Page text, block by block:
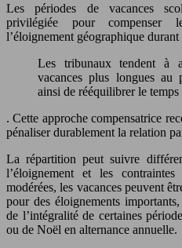
Les périodes de vacances
privilégiée pour compenser
l’éloignement géographique durant
Les tribunaux tendent à
vacances plus longues au
ainsi de rééquilibrer le temps
. Cette approche compensatrice
pénaliser durablement la relation
La répartition peut suivre
l’éloignement et les
modérées, les vacances peuvent
pour des éloignements
de l’intégralité de certaines
ou de Noël en alternance annuelle.